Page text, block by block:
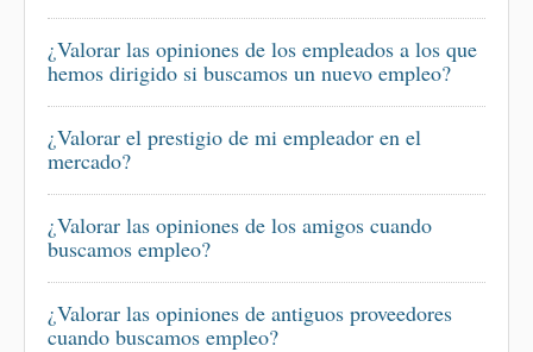
¿Valorar las opiniones de los empleados a los que
hemos dirigido si buscamos un nuevo empleo?
¿Valorar el prestigio de mi empleador en el
mercado?
¿Valorar las opiniones de los amigos cuando
buscamos empleo?
¿Valorar las opiniones de antiguos proveedores
cuando buscamos empleo?